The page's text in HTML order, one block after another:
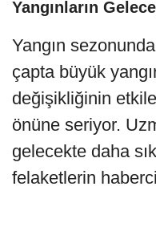
Yangınların
Yangın
çapta büyük
değişikliğinin
önüne seriyor.
gelecekte daha
felaketlerin